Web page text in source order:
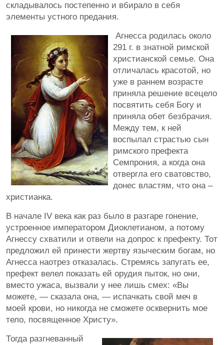
складывалось постепенно и вбирало в себя
элементы устного предания.
Агнесса родилась около
291 г. в знатной римской
христианской семье. Она
отличалась красотой, но
уже в раннем возрасте
приняла решение всецело
посвятить себя Богу и
приняла обет безбрачия.
Между тем, к ней
воспылал страстью сын
римского префекта
Семпрония, а когда она
отвергла его сватовство,
донес властям, что она –
христианка.
В начале IV века как раз было в разгаре гонение,
устроенное императором Диоклетианом, а потому
Агнессу схватили и отвели на допрос к префекту. Тот
предложил ей принести жертву языческим богам, но
Агнесса наотрез отказалась. Стремясь запугать ее,
префект велел показать ей орудия пыток, но они,
вместо ужаса, вызвали у нее лишь смех: «Вы
можете, — сказала она, — испачкать свой меч в
моей крови, но никогда не сможете осквернить мое
тело, посвященное Христу».
Тогда разгневанный